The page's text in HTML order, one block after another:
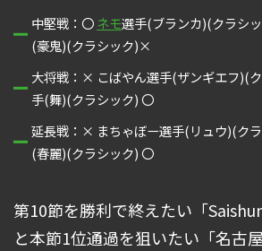
中堅戦：〇ネモ選手(ブランカ)(クラシ
(豪鬼)(クラシック)×
大将戦：× こばやん選手(ザンギエフ)(
手(舞)(クラシック) 〇
延長戦：× まちゃぼー選手(リュウ)(ク
(春麗)(クラシック) 〇
第10節を勝利で終えたい「
と本節1位通過を狙いたい「名古